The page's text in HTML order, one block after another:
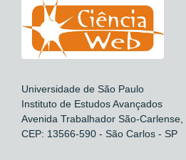
Universidade de São Paulo
Instituto de Estudos Avançados
Avenida Trabalhador São-
CEP: 13566-590 - São Carlos - SP